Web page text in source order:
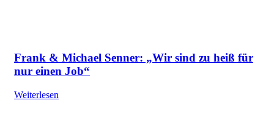
Frank & Michael Senner: „Wir sind zu heiß für
nur einen Job“
Weiterlesen